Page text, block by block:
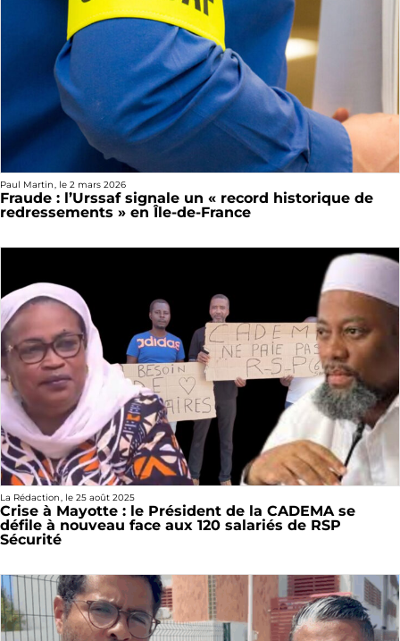
Paul Martin, le 2 mars 2026
Fraude : l’Urssaf signale un « record historique de
redressements » en Île-de-France
La Rédaction, le 25 août 2025
Crise à Mayotte : le Président de la CADEMA se
défile à nouveau face aux 120 salariés de RSP
Sécurité